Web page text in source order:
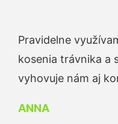
Pravidelne
kosenia trávnika a
vyhovuje nám aj
ANNA